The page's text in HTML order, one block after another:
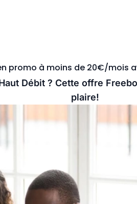
promo à moins de 20€/mois
Débit ? Cette offre
plaire!